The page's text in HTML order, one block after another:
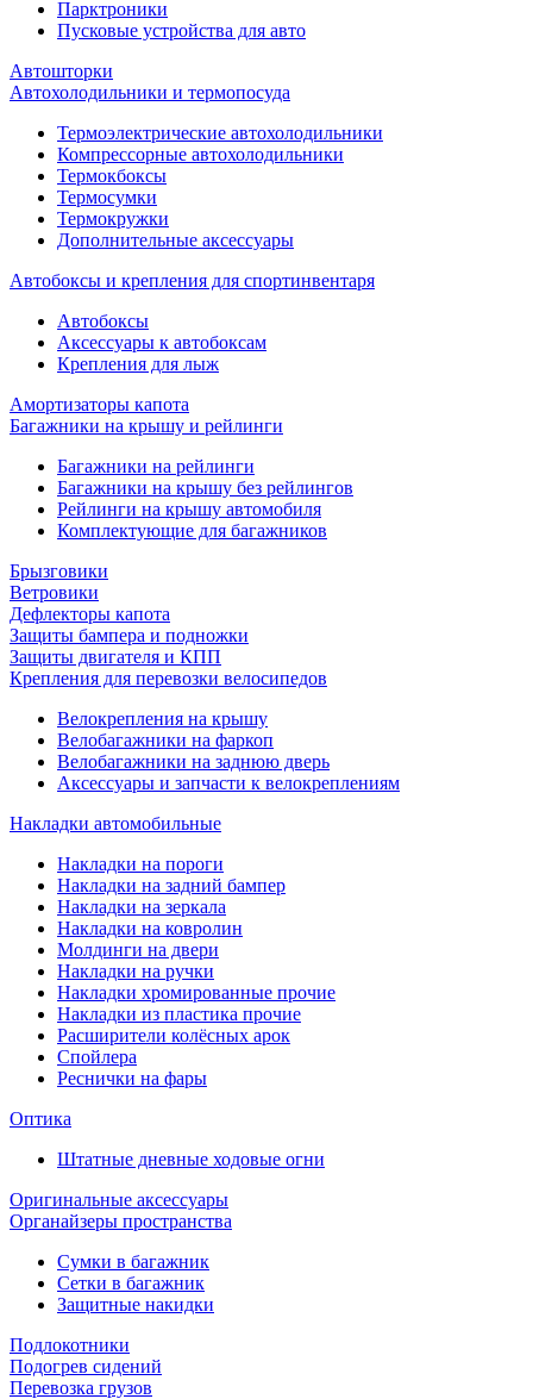
Парктроники
Пусковые устройства для авто
Автошторки
Автохолодильники и термопосуда
Термоэлектрические автохолодильники
Компрессорные автохолодильники
Термокбоксы
Термосумки
Термокружки
Дополнительные аксессуары
Автобоксы и крепления для спортинвентаря
Автобоксы
Аксессуары к автобоксам
Крепления для лыж
Амортизаторы капота
Багажники на крышу и рейлинги
Багажники на рейлинги
Багажники на крышу без рейлингов
Рейлинги на крышу автомобиля
Комплектующие для багажников
Брызговики
Ветровики
Дефлекторы капота
Защиты бампера и подножки
Защиты двигателя и КПП
Крепления для перевозки велосипедов
Велокрепления на крышу
Велобагажники на фаркоп
Велобагажники на заднюю дверь
Аксессуары и запчасти к велокреплениям
Накладки автомобильные
Накладки на пороги
Накладки на задний бампер
Накладки на зеркала
Накладки на ковролин
Молдинги на двери
Накладки на ручки
Накладки хромированные прочие
Накладки из пластика прочие
Расширители колёсных арок
Спойлера
Реснички на фары
Оптика
Штатные дневные ходовые огни
Оригинальные аксессуары
Органайзеры пространства
Сумки в багажник
Сетки в багажник
Защитные накидки
Подлокотники
Подогрев сидений
Перевозка грузов